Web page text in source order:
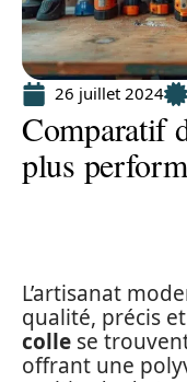
26 juillet 2024
Comparatif
plus
L’artisanat
qualité, précis
colle se
offrant une